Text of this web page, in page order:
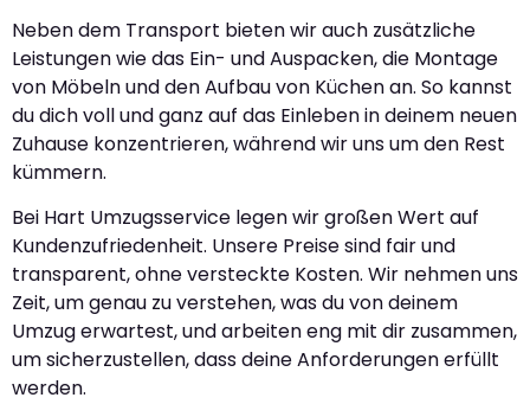
Neben dem Transport bieten wir auch zusätzliche
Leistungen wie das Ein- und Auspacken, die Montage
von Möbeln und den Aufbau von Küchen an. So kannst
du dich voll und ganz auf das Einleben in deinem neuen
Zuhause konzentrieren, während wir uns um den Rest
kümmern.
Bei Hart Umzugsservice legen wir großen Wert auf
Kundenzufriedenheit. Unsere Preise sind fair und
transparent, ohne versteckte Kosten. Wir nehmen uns
Zeit, um genau zu verstehen, was du von deinem
Umzug erwartest, und arbeiten eng mit dir zusammen,
um sicherzustellen, dass deine Anforderungen erfüllt
werden.